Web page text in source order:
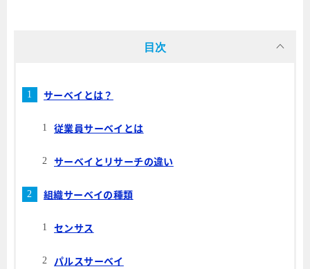
目次
サーベイとは？
従業員サーベイとは
サーベイとリサーチの違い
組織サーベイの種類
センサス
パルスサーベイ